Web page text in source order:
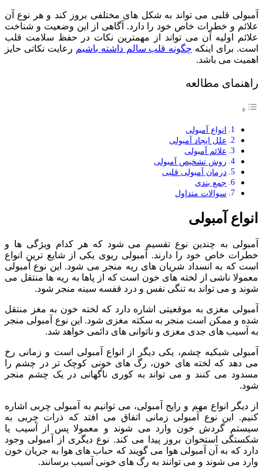
آمبولی قلبی می ‌تواند به شکل‌ های مختلفی بروز کند و هر نوع آن
علائم و خطرات خاص خود را دارد. آگاهی از این وضعیت و شناخت
علائم اولیه آن می ‌تواند از مهمترین نکات در حفظ سلامت قلب
است. برای اینکه چگونه قلب سالم داشته باشیم رعایت نکاتی حایز
اهمیت می باشد.
راهنمای مطالعه
انواع آمبولی
علل ایجاد آمبولی
علائم آمبولی
روش تشخیص آمبولی
درمان آمبولی قلبی
جمع ‌بندی
سوالات متداول
انواع آمبولی
آمبولی به چندین نوع تقسیم می ‌شود که هر کدام ویژگی ‌ها و
خطرات خاص خود را دارند. آمبولی ریوی یکی از شایع ‌ترین انواع
است که به انسداد شریان ‌های ریه منجر می ‌شود. این نوع آمبولی
معمولا ناشی از لخته‌ های خون است که از پاها به ریه ‌ها منتقل می‌
شوند و می ‌تواند به تنگی نفس و درد قفسه سینه منجر شود.
آمبولی مغزی به موقعیتی اشاره دارد که لخته خون به مغز منتقل
شده و ممکن است منجر به سکته مغزی شود. این نوع آمبولی منجر
به آسیب‌ های جدی مغزی و ناتوانی ‌های دائمی خواهد شد.
آمبولی شبکیه چشم، یکی دیگر از انواع آمبولی است و زمانی رخ
می ‌دهد که لخته ‌های خون، رگ‌ های خونی کوچک تر در چشم را
مسدود می ‌کنند و می ‌تواند به کوری ناگهانی در یک چشم منجر
شود.
از دیگر انواع مهم و رایج آمبولی، می توانیم به آمبولی چربی اشاره
کنیم. این نوع آمبولی زمانی اتفاق می ‌افتد که ذرات چربی به
سیستم گردش خون وارد می ‌شوند و معمولا پس از آسیب یا
شکستگی استخوان بروز پیدا می کند. نوع دیگری از آمبولی وجود
دارد که به آن آمبولی هوا می گویند که حباب ‌های هوا به جریان خون
وارد می ‌شوند و می‌ توانند به رگ ‌های خونی آسیب برسانند.